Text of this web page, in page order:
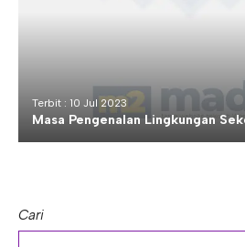
Terbit : 10 Jul 2023
Masa Pengenalan Lingkungan
Cari